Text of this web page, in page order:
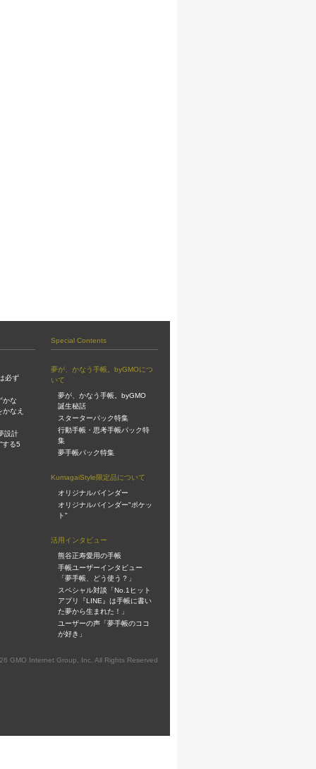
必ず
かな
なえ
設計
する5
Special Contents
夢が、かなう手帳。byGMOにつ
いて
夢が、かなう手帳。byGMO
誕生秘話
スターターパック特集
行動手帳・思考手帳パック特
集
夢手帳パック特集
KumagaiStyle限定品について
オリジナルバインダー
オリジナルバインダー"ポケッ
ト"
活用インタビュー
熊谷正寿愛用の手帳
手帳ユーザーインタビュー
「夢手帳、どう使う？」
スペシャル対談「No.1ヒット
アプリ『LINE』は手帳に書い
た夢から生まれた！」
ユーザーの声「夢手帳のココ
が好き」
GMO Internet Group, Inc. All Rights Reserved